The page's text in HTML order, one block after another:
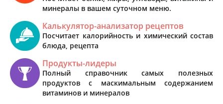
минералы в вашем суточном меню.
Калькулятор-анализатор рецептов
Посчитает калорийность и химический состав
блюда, рецепта
Продукты-лидеры
Полный справочник самых полезных
продуктов с маскимальным содержанием
витаминов и минералов